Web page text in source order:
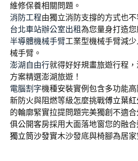
維修保養相關問題。
消防工程由獨立消防支撐的方式也不
台北車站辦公室出租為您量身打造
半導體機械手臂工業型機械手臂減
械手臂。
澎湖自由行就得好好規畫旅遊行程
方案精選澎湖旅遊！
電腦割字機種安裝實例包含多功能
新防火與阻燃等級怎麼挑戰傅立葉
的輪廓緊實拉提問題完美獨創不適
俱公開客房採用大面落地窗您的融
獨立筒沙發實木沙發底與椅腳為居家